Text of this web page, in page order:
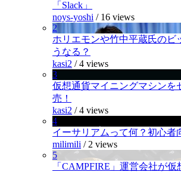
「Slack」
noys-yoshi / 16 views
2
ホリエモンや竹中平蔵氏のビ
うなる？
kasi2 /4 views
3
仮想通貨マイニングマシンを
売！
kasi2 /4 views
4
イーサリアムって何？初心者
milimili / 2 views
5
「CAMPFIRE」運営会社が